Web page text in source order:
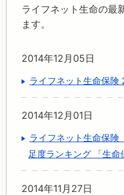
ライフネット生命の最
ます。
2014年12月05日
ライフネット生命保険
2014年12月01日
ライフネット生命保
足度ランキング 「生
2014年11月27日